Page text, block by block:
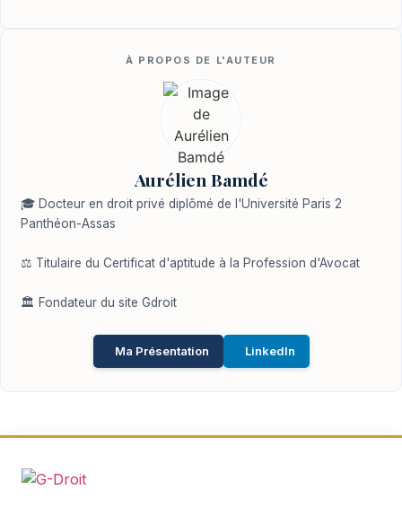
Aurélien Bamdé
🎓 Docteur en droit privé diplômé de l'Université Paris 2
Panthéon-Assas
⚖️ Titulaire du Certificat d'aptitude à la Profession d'Avocat
🏛️ Fondateur du site Gdroit
Ma Présentation LinkedIn